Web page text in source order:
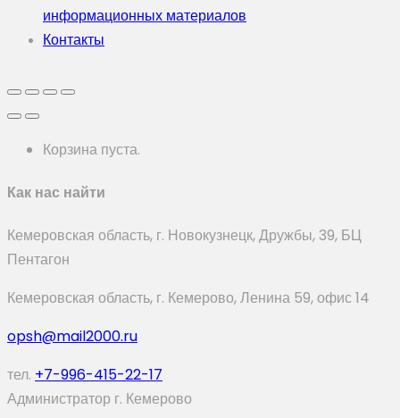
информационных материалов
Контакты
Корзина пуста.
Как нас найти
Кемеровская область, г. Новокузнецк, Дружбы, 39, БЦ
Пентагон
Кемеровская область, г. Кемерово, Ленина 59, офис 14
opsh@mail2000.ru
тел. +7-996-415-22-17
Администратор г. Кемерово